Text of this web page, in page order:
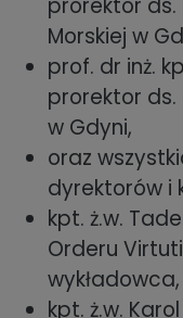
Morskiej w
prof. dr inż.
prorektor ds.
w Gdyni,
oraz
dyrektorów i
kpt. ż.w.
Orderu
kpt. ż.w.